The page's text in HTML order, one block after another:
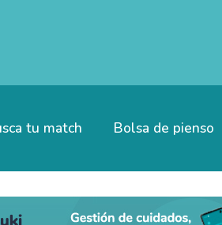
tu match Bolsa de pienso